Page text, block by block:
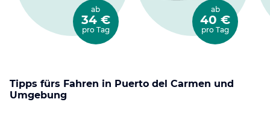
ab
34 €
pro Tag
ab
40 €
pro Tag
Tipps fürs Fahren in Puerto del Carmen und
Umgebung